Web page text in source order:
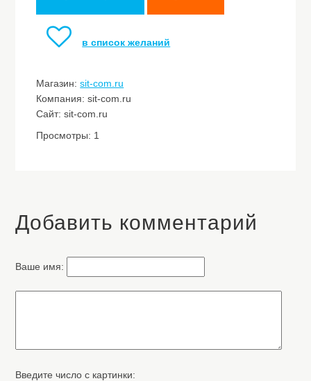
в список желаний
Магазин:sit-com.ru
Компания: sit-com.ru
Сайт: sit-com.ru
Просмотры: 1
Добавить комментарий
Ваше имя:
Введите число с картинки: